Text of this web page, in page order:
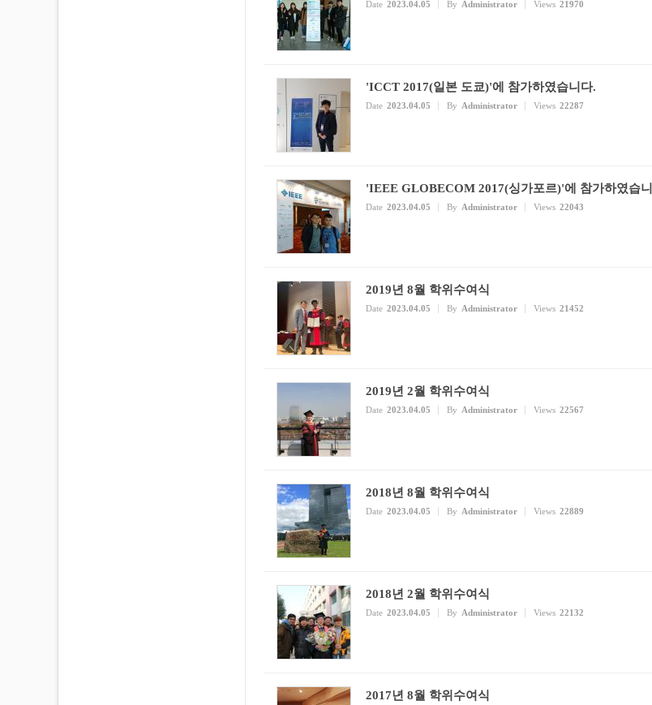
Date 2023.04.05 By Administrator Views 21970
'ICCT 2017(일본 도쿄)'에 참가하였습니다.
Date 2023.04.05 By Administrator Views 22287
'IEEE GLOBECOM 2017(싱가포르)'에 참가하였습
Date 2023.04.05 By Administrator Views 22043
2019년 8월 학위수여식
Date 2023.04.05 By Administrator Views 21452
2019년 2월 학위수여식
Date 2023.04.05 By Administrator Views 22567
2018년 8월 학위수여식
Date 2023.04.05 By Administrator Views 22889
2018년 2월 학위수여식
Date 2023.04.05 By Administrator Views 22132
2017년 8월 학위수여식